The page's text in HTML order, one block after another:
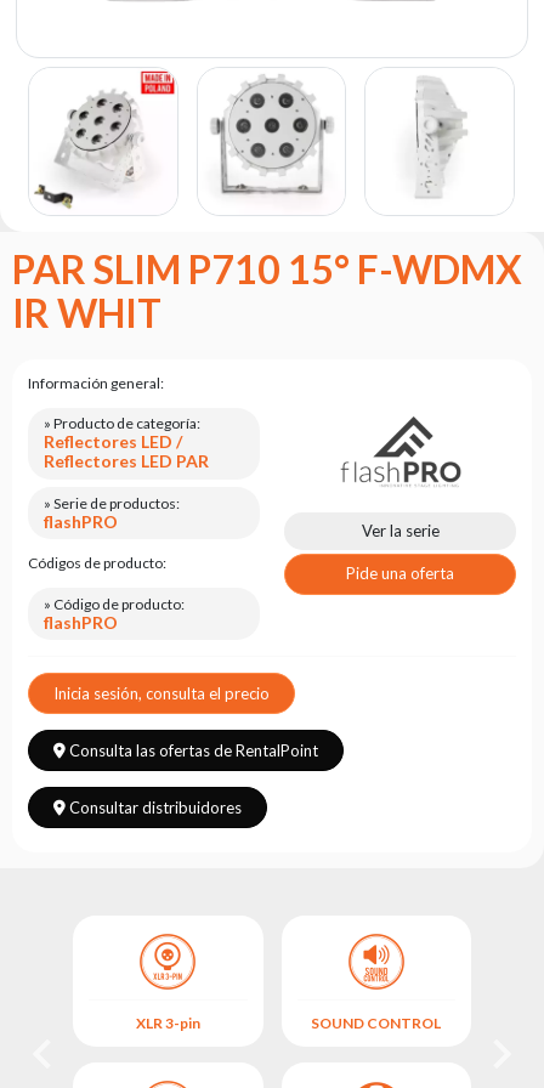
Acerca
marca
Estatuto
Carrera
Solicitud
de
del
producto
después
probarlo
Leasing
Preguntas
Frecuentes
Elegir
serie
PAR SLIM P710 15° F-WDMX
IR WHIT
Información general:
» Producto de categoría:
Reflectores LED /
Reflectores LED PAR
» Serie de productos:
flashPRO
Códigos de producto:
» Código de producto:
flashPRO
Ver la serie
Pide una oferta
Inicia sesión, consulta el precio
Consulta las ofertas de RentalPoint
Consultar distribuidores
XLR 3-pin SOUND CONTROL